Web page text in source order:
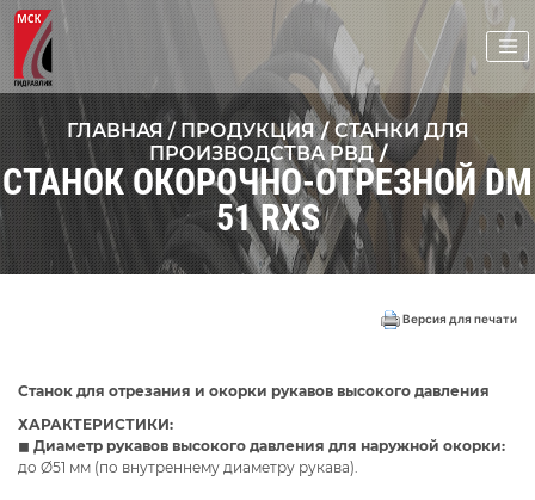
ГЛАВНАЯ /ПРОДУКЦИЯ/ СТАНКИ ДЛЯ
ПРОИЗВОДСТВА РВД/
СТАНОК ОКОРОЧНО-ОТРЕЗНОЙ DM
51 RXS
Версия для печати
Станок для отрезания и окорки рукавов высокого давления
ХАРАКТЕРИСТИКИ:
◼ Диаметр рукавов высокого давления для наружной окорки:
до Ø51 мм (по внутреннему диаметру рукава).